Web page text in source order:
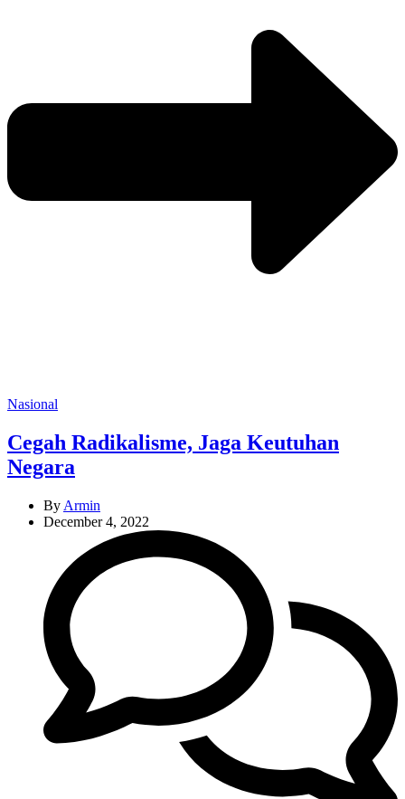
Categories
Nasional
Cegah Radikalisme, Jaga Keutuhan
Negara
By Armin
December 4, 2022